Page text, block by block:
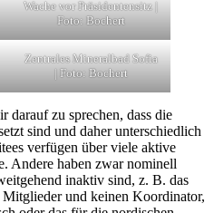
Wache vor Präsidentensitz |
Foto: Bochert
Zentrales Mineralbad Sofia
| Foto: Bochert
darauf zu sprechen, dass die
sind und daher unterschiedlich
verfügen über viele aktive
Andere haben zwar nominell
inaktiv sind, z. B. das
und keinen Koordinator,